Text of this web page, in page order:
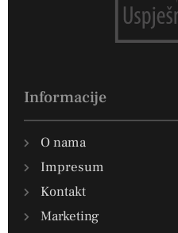
Informacije
O nama
Impresum
Kontakt
Marketing